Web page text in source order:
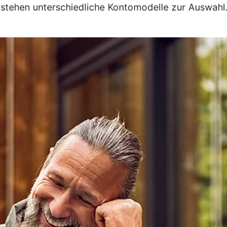
unterschiedliche Kontomodelle zur